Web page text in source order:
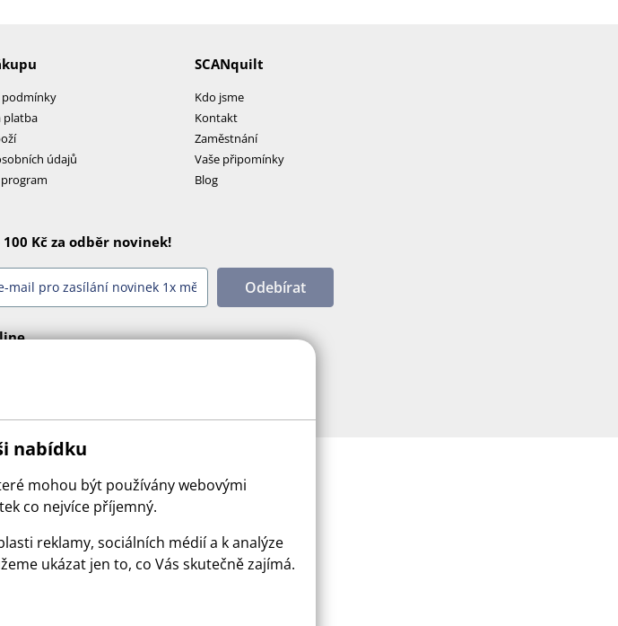
platba
údajů
SCANquilt
Kdo jsme
Kontakt
Zaměstnání
Vaše připomínky
Blog
Kč za odběr novinek!
Odebírat
práva vyhrazena
nabídku
mohou být používány webovými
co nejvíce příjemný.
reklamy, sociálních médií a k analýze
ukázat jen to, co Vás skutečně zajímá.